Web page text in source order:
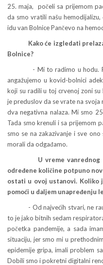
25. maja, počeli sa prijemom
da smo vratili našu
idu van Bolnice Pančevo na
Kako će izgledati prelazak
Bolnice?
- Mi to radimo u hodu.
angažujemo u kovid-bolnici
koji su radili u toj crvenoj zoni
je preduslov da se vrate na svoja
dva negativna nalaza. Mi smo
Tada smo krenuli i sa prijemom
smo se na zakazivanje i sve
morali da odgađamo.
U vreme vanrednog
određene količine potpuno
ostati u ovoj ustanovi. Koliko
pomoći u daljem unapređenju
- Od najvećih stvari, ne
to je jako bitnih sedam
početka pandemije, a sada
situaciju, jer smo mi u
epidemije gripa, imali problem
Dobili smo i pokretni digitalni